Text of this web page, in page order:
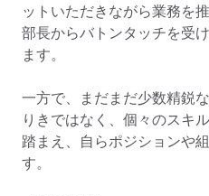
ットいただきながら業務を
部長からバトンタッチを受
ます。
一方で、まだまだ少数精鋭
りきではなく、個々のスキ
踏まえ、自らポジションや
す。